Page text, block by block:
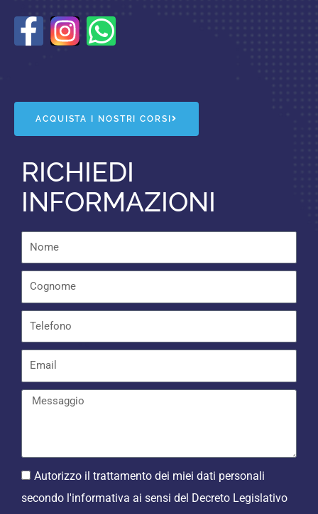
F
e
b
o
o
k
-
f
W
t
s
a
p
p
ACQUISTA I NOSTRI CORSI
RICHIEDI
INFORMAZIONI
Autorizzo il trattamento dei miei dati personali
secondo l'informativa ai sensi del Decreto Legislativo